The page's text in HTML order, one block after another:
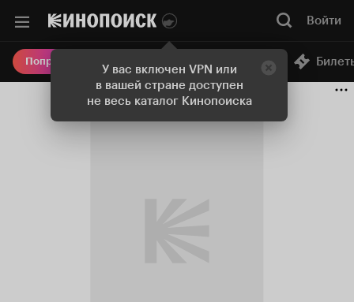
У вас включен VPN или
в вашей стране доступен
не весь каталог Кинопоиска
Войти
Попробовать Плюс Онлайн-кинотеатр